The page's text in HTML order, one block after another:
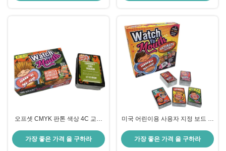
오프셋 CMYK 판톤 색상 4C 교육
인쇄 가족 시간
가장 좋은 가격 을 구하라
미국 어린이용 사용자 지정 보드 게
카드 게임
가장 좋은 가격 을 구하라